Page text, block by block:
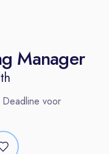
Manager
voor